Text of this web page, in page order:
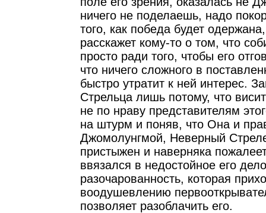
ничего не поделаешь, надо
того, как победа будет
расскажет кому-то о том, что
просто ради того, чтобы его
что ничего сложного в
быстро утратит к ней интерес.
Стрельца лишь потому, что
не по нраву представителям
на штурм и поняв, что Она и
Джомолунгмой, Неверный
пристыжен и наверняка
ввязался в недостойное его
разочарованность, которая
воодушевлению
позволяет разоблачить его.